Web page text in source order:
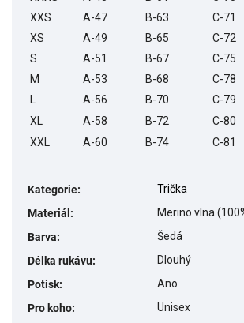
XXS
A-47 B-63
C-71
XS
A-49 B-65
C-72
S
A-51 B-67
C-75
M
A-53 B-68
C-78
L
A-56 B-70
C-79
XL
A-58 B-72
C-80
XXL
A-60 B-74 C-81
Kategorie:
Trička
Materiál :
Merino vlna
Barva:
Šedá
Délka rukávu:
Dlouhý
Potisk:
Ano
Pro koho:
Unisex